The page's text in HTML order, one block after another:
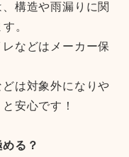
構造や雨漏りに関
。
などはメーカー保
は対象外になりや
安心です！
る？